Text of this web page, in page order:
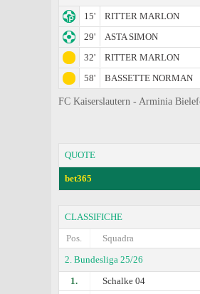
15'
RITTER MARLON
29'
ASTA SIMON
32'
RITTER MARLON
58'
BASSETTE NORMAN
FC Kaiserslautern - Arminia
QUOTE
bet365
CLASSIFICHE
Pos.
Squadra
2. Bundesliga 25/26
1.
Schalke 04